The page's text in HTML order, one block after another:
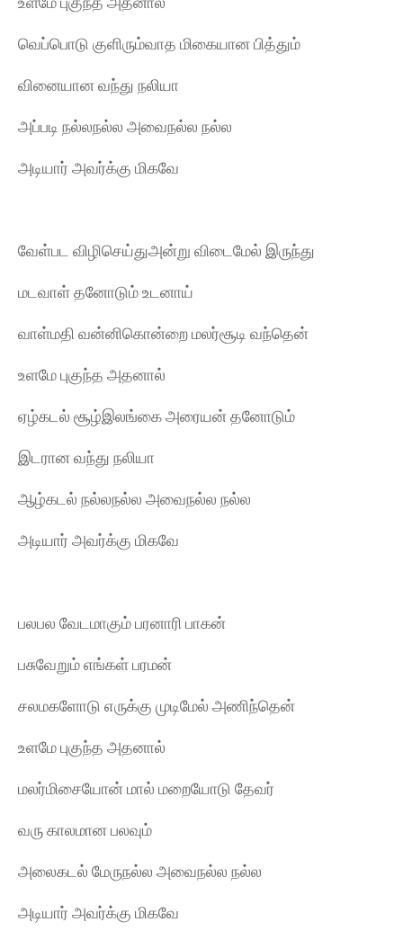
வெப்பொடு குளிரும்வாத மிகையான பித்தும்
வினையான வந்து நலியா
அப்படி நல்லநல்ல அவைநல்ல நல்ல
அடியார் அவர்க்கு மிகவே
வேள்பட விழிசெய்துஅன்று விடைமேல் இருந்து
மடவாள் தனோடும் உடனாய்
வாள்மதி வன்னிகொன்றை மலர்சூடி வந்தென்
உளமே புகுந்த அதனால்
ஏழ்கடல் சூழ்இலங்கை அரையன் தனோடும்
இடரான வந்து நலியா
ஆழ்கடல் நல்லநல்ல அவைநல்ல நல்ல
அடியார் அவர்க்கு மிகவே
பலபல வேடமாகும் பரனாரி பாகன்
பசுவேறும் எங்கள் பரமன்
சலமகளோடு எருக்கு முடிமேல் அணிந்தென்
உளமே புகுந்த அதனால்
மலர்மிசையோன் மால் மறையோடு தேவர்
வரு காலமான பலவும்
அலைகடல் மேருநல்ல அவைநல்ல நல்ல
அடியார் அவர்க்கு மிகவே